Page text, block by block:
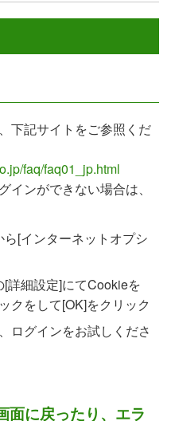
下記サイトをご参照くだ
faq/faq01_jp.html
インができない場合は、
[インターネットオプシ
詳細設定]にてCookieを
クをして[OK]をクリック
ログインをお試しくださ
面に戻ったり、エラ